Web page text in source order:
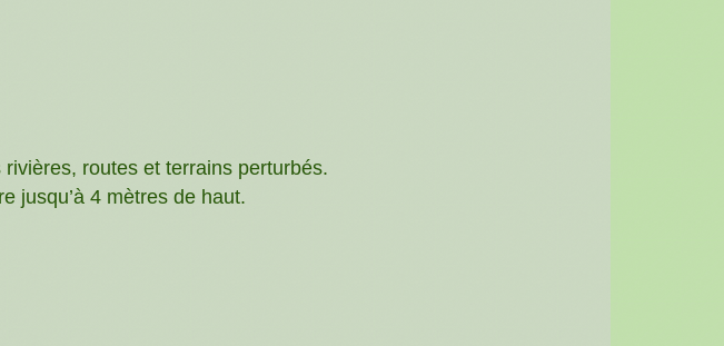
routes et terrains perturbés.
jusqu’à 4 mètres de haut.